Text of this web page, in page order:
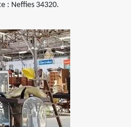
: Neffies 34320.